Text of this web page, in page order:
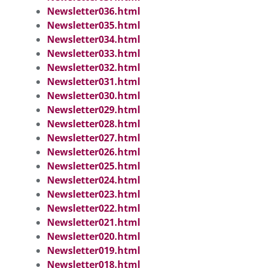
Newsletter036.html
Newsletter035.html
Newsletter034.html
Newsletter033.html
Newsletter032.html
Newsletter031.html
Newsletter030.html
Newsletter029.html
Newsletter028.html
Newsletter027.html
Newsletter026.html
Newsletter025.html
Newsletter024.html
Newsletter023.html
Newsletter022.html
Newsletter021.html
Newsletter020.html
Newsletter019.html
Newsletter018.html